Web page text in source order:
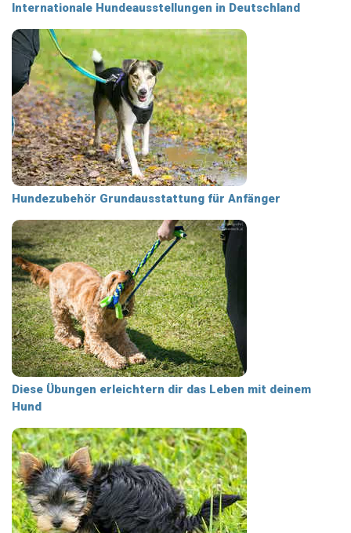
Internationale Hundeausstellungen in Deutschland
Hundezubehör Grundausstattung für Anfänger
Diese Übungen erleichtern dir das Leben mit deinem
Hund